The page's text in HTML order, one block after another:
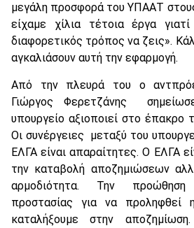
μεγάλη προσφορά του ΥΠΑΑΤ
είχαμε χίλια τέτοια έργα
διαφορετικός τρόπος να ζεις».
αγκαλιάσουν αυτή την εφαρμογή.
Από την πλευρά του ο
Γιώργος Φερετζάνης
υπουργείο αξιοποιεί στο έπακρο
Οι συνέργειες μεταξύ του
ΕΛΓΑ είναι απαραίτητες. Ο ΕΛΓΑ
την καταβολή αποζημιώσεων
αρμοδιότητα. Την προώθηση
προστασίας για να προληφθεί
καταλήξουμε στην